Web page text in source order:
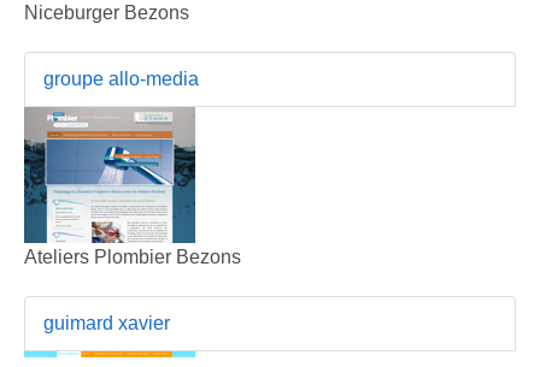
Niceburger Bezons
groupe allo-media
Ateliers Plombier Bezons
guimard xavier